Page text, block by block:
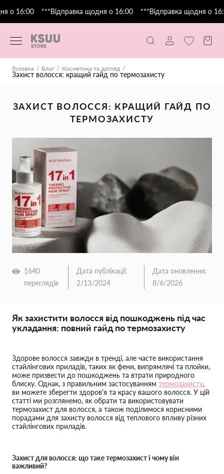
о 16:00 ***Відправка щодня о 16:00 ***Відправка щодня о
Головна Блог Косметика та догляд
Захист волосся: кращий гайд по термозахисту
ЗАХИСТ ВОЛОССЯ: КРАЩИЙ ГАЙД ПО
ТЕРМОЗАХИСТУ
1640
переглядів
Дата публікації:
2/13/2024
Дата оновлення:
8/6/2026
Як захистити волосся від пошкоджень під час
укладання: повний гайд по термозахисту
Здорове волосся завжди в тренді, але часте використання
стайлінгових приладів, таких як фени, випрямлячі та плойки,
може призвести до пошкоджень та втрати природного
блиску. Однак, з правильним застосуванням термозахисту,
ви можете зберегти здоров'я та красу вашого волосся. У цій
статті ми розглянемо, як обрати та використовувати
термозахист для волосся, а також поділимося корисними
порадами для захисту волосся від теплового впливу різних
стайлінгових приладів.
Захист для волосся: що таке термозахист і чому він
важливий?